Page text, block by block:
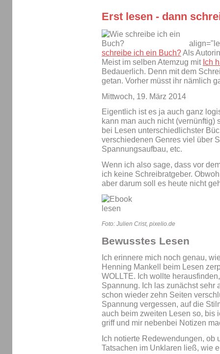
Erst lesen - dann
schreibe ich ein Buch?Als
Meist im selben Atemzug mit Ich
Bedauerlich. Denn mit dem
getan. Vorher müsst ihr nämlich
Mittwoch, 19. März 2014
Eigentlich ist es ja auch ganz
kann man auch nicht
bei Lesen unterschiedlichster
verschiedenen Genres viel über
Spannungsaufbau, etc.
Wenn ich also sage, dass vor
ich keine Schreibratgeber.
aber darum soll es heute nicht
Foto: Julien Crist, pixelio.de
Bewusstes Lesen
Ich erinnere mich noch genau,
Henning Mankell beim Lesen
WOLLTE. Ich wollte
Spannung. Ich las zunächst sehr
schon wieder zehn Seiten
Spannung vergessen, auf die
auch beim zweiten Lesen so, bis
griff und mir nebenbei Notizen
Ich notierte Redewendungen,
Tatsachen im Unklaren ließ, wie